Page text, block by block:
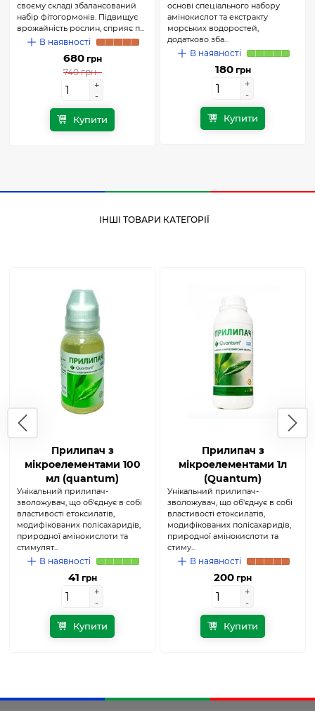
своєму складі збалансований
набір фітогормонів. Підвищує
врожайність рослин, сприяє п...
В наявності
680грн
740 грн
+
-
+
-
Купити
основі спеціального набору
амінокислот та екстракту
морських водоростей,
додатково зба...
В наявності
180грн
+
-
+
-
Купити
ІНШІ ТОВАРИ КАТЕГОРІЇ
Прилипач з
мікроелементами 100
мл (quantum)
Унікальний прилипач-
зволожувач, що об'єднує в собі
властивості етоксилатів,
модифікованих полісахаридів,
природної амінокислоти та
стимулят...
В наявності
41 грн
+
-
+
-
Купити
Прилипач з
мікроелементами 1л
(Quantum)
Унікальний прилипач-
зволожувач, що об'єднує в собі
властивості етоксилатів,
модифікованих полісахаридів,
природної амінокислоти та
стиму...
В наявності
200 грн
+
-
+
-
Купити